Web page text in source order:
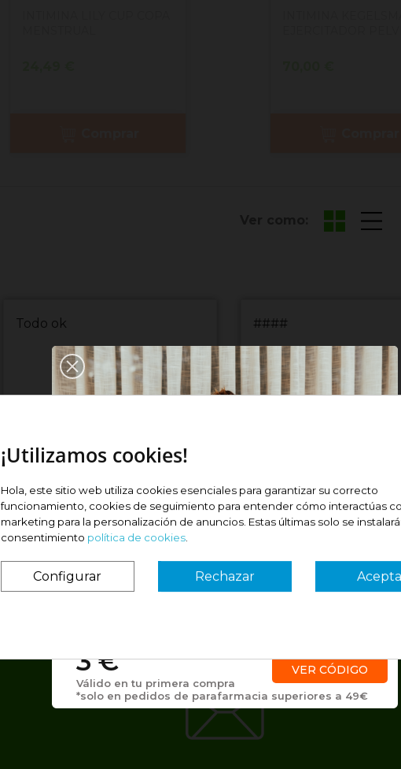
Todo ok
José maria I
(04/08/2026)
####
Jonathan J
(28/07/2026)
¿Es tu primera vez? ¡SORPRESA!
VER CÓDIGO
Válido en tu primera compra
*solo en pedidos de parafarmacia superiores a 49€
3 €
¡Utilizamos cookies!
Hola, este sitio web utiliza cookies esenciales para garantizar su correcto
funcionamiento, cookies de seguimiento para entender cómo interactúas
marketing para la personalización de anuncios. Estas últimas solo se
consentimiento política de cookies
Configurar Rechazar